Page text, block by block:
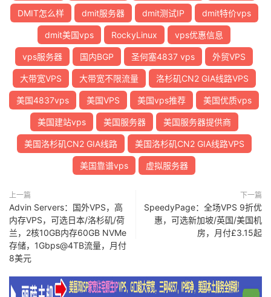
DMIT怎么样 dmit服务器 dmit测试IP dmit特价vps
dmit美国vps RockyLinux vps优惠信息
vps服务器 国内BGP 圣何塞4837 vps 外贸VPS
大带宽VPS 大带宽不限流量 洛杉矶CN2 GIA线路VPS
美国4837vps 美国VPS 美国vps推荐 美国优质vps
美国建站vps 美国服务器 美国服务器提供商
美国洛杉矶CN2 GIA线路 美国洛杉矶CN2 GIA线路VPS
美国靠谱vps 虚拟服务器
上一篇
Advin Servers：国外VPS，高
内存VPS，可选日本/洛杉矶/荷
兰，2核10GB内存60GB NVMe
存储，1Gbps@4TB流量，月付
8美元
下一篇
SpeedyPage：全场VPS 9折优
惠，可选新加坡/英国/美国机
房，月付£3.15起